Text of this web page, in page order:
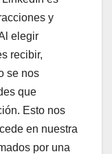
y
elegir
recibir,
se nos
que
Esto nos
en nuestra
por una